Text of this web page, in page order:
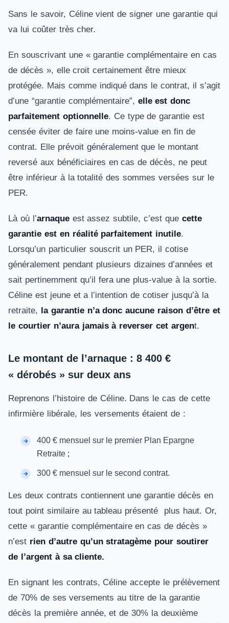
Sans le savoir, Céline vient de signer une garantie qui
va lui coûter très cher.
En souscrivant une « garantie complémentaire en cas
de décès », elle croit certainement être mieux
protégée. Mais comme indiqué dans le contrat, il s’agit
d’une “garantie complémentaire”, elle est donc
parfaitement optionnelle. Ce type de garantie est
censée éviter de faire une moins-value en fin de
contrat. Elle prévoit généralement que le montant
reversé aux bénéficiaires en cas de décès, ne peut
être inférieur à la totalité des sommes versées sur le
PER.
Là où l’arnaqueest assez subtile, c’est que cette
garantie est en réalité parfaitement inutile.
Lorsqu’un particulier souscrit un PER, il cotise
généralement pendant plusieurs dizaines d’années et
sait pertinemment qu’il fera une plus-value à la sortie.
Céline est jeune et a l’intention de cotiser jusqu’à la
retraite, la garantie n’a donc aucune raison d’être et
le courtier n’aura jamais à reverser cet argent.
Le montant de l’arnaque : 8 400 €
« dérobés » sur deux ans
Reprenons l’histoire de Céline. Dans le cas de cette
infirmière libérale, les versements étaient de :
400 € mensuel sur le premier Plan Epargne
Retraite ;
300 € mensuel sur le second contrat.
Les deux contrats contiennent une garantie décès en
tout point similaire au tableau présenté plus haut. Or,
cette « garantie complémentaire en cas de décès »
n’est rien d’autre qu’un stratagème pour soutirer
de l’argent à sa cliente.
En signant les contrats, Céline accepte le prélèvement
de 70% de ses versements au titre de la garantie
décès la première année, et de 30% la deuxième